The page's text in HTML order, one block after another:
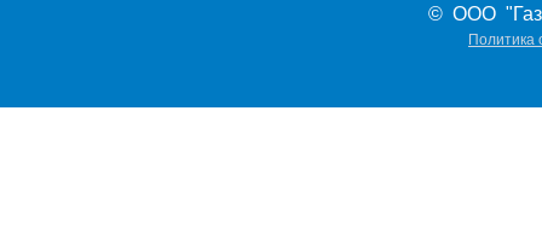
© ООО
Политика